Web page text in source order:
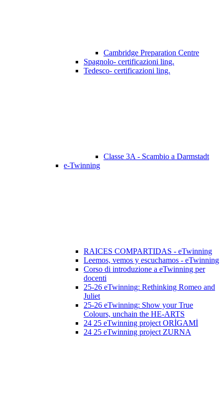
Cambridge Preparation Centre
Spagnolo- certificazioni ling.
Tedesco- certificazioni ling.
Classe 3A - Scambio a Darmstadt
e-Twinning
RAICES COMPARTIDAS - eTwinning
Leemos, vemos y escuchamos - eTwinning
Corso di introduzione a eTwinning per
docenti
25-26 eTwinning: Rethinking Romeo and
Juliet
25-26 eTwinning: Show your True
Colours, unchain the HE-ARTS
24 25 eTwinning project ORİGAMİ
24 25 eTwinning project ZURNA